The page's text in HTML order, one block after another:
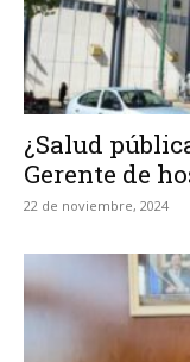
¿Salud
Gerente de
22 de noviembre, 2024